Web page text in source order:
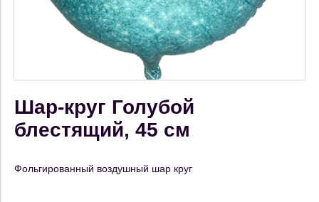
Шар-круг Голубой
блестящий, 45 см
Фольгированный воздушный шар круг